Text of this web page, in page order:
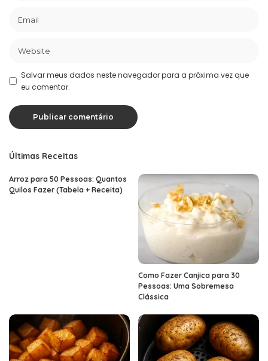
Salvar meus dados neste navegador para a próxima vez que
eu comentar.
Últimas Receitas
Arroz para 50 Pessoas: Quantos
Quilos Fazer (Tabela + Receita)
Como Fazer Canjica para 30
Pessoas: Uma Sobremesa
Clássica